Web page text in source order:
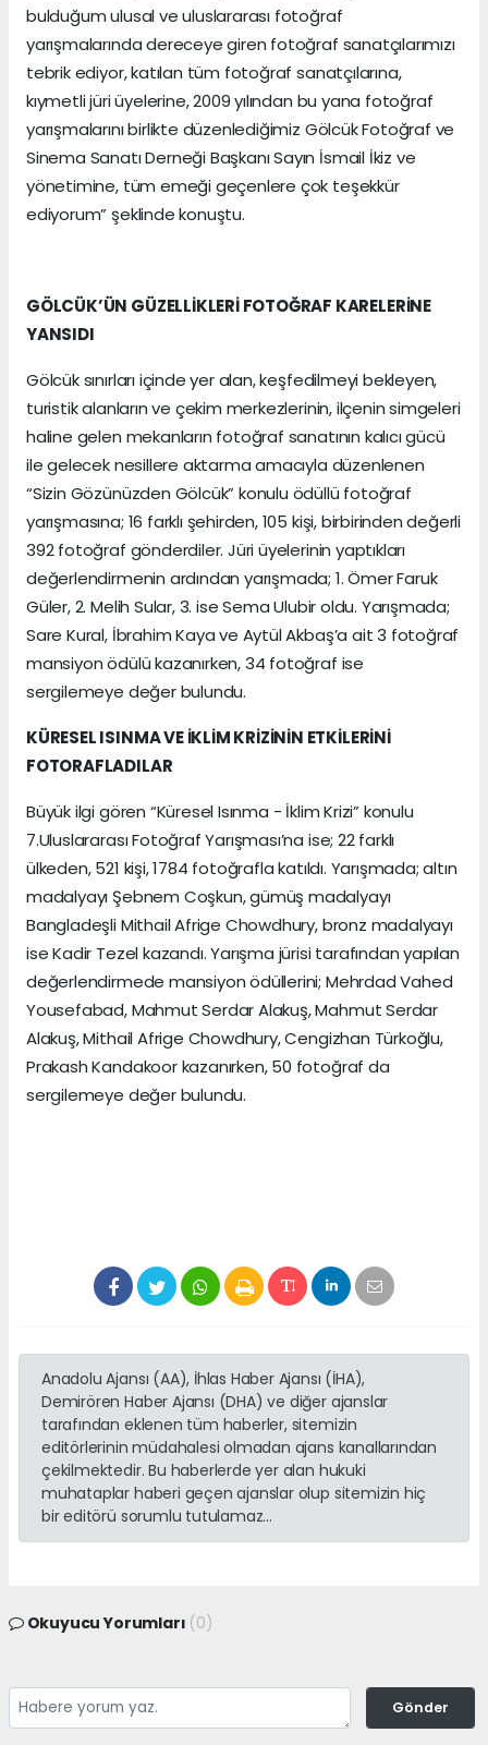
bulduğum ulusal ve uluslararası fotoğraf
yarışmalarında dereceye giren fotoğraf sanatçılarımızı
tebrik ediyor, katılan tüm fotoğraf sanatçılarına,
kıymetli jüri üyelerine, 2009 yılından bu yana fotoğraf
yarışmalarını birlikte düzenlediğimiz Gölcük Fotoğraf ve
Sinema Sanatı Derneği Başkanı Sayın İsmail İkiz ve
yönetimine, tüm emeği geçenlere çok teşekkür
ediyorum” şeklinde konuştu.
GÖLCÜK’ÜN GÜZELLİKLERİ FOTOĞRAF KARELERİNE
YANSIDI
Gölcük sınırları içinde yer alan, keşfedilmeyi bekleyen,
turistik alanların ve çekim merkezlerinin, ilçenin simgeleri
haline gelen mekanların fotoğraf sanatının kalıcı gücü
ile gelecek nesillere aktarma amacıyla düzenlenen
“Sizin Gözünüzden Gölcük” konulu ödüllü fotoğraf
yarışmasına; 16 farklı şehirden, 105 kişi, birbirinden değerli
392 fotoğraf gönderdiler. Jüri üyelerinin yaptıkları
değerlendirmenin ardından yarışmada; 1. Ömer Faruk
Güler, 2. Melih Sular, 3. ise Sema Ulubir oldu. Yarışmada;
Sare Kural, İbrahim Kaya ve Aytül Akbaş’a ait 3 fotoğraf
mansiyon ödülü kazanırken, 34 fotoğraf ise
sergilemeye değer bulundu.
KÜRESEL ISINMA VE İKLİM KRİZİNİN ETKİLERİNİ
FOTORAFLADILAR
Büyük ilgi gören “Küresel Isınma - İklim Krizi” konulu
7.Uluslararası Fotoğraf Yarışması’na ise; 22 farklı
ülkeden, 521 kişi, 1784 fotoğrafla katıldı. Yarışmada; altın
madalyayı Şebnem Coşkun, gümüş madalyayı
Bangladeşli Mithail Afrige Chowdhury, bronz madalyayı
ise Kadir Tezel kazandı. Yarışma jürisi tarafından yapılan
değerlendirmede mansiyon ödüllerini; Mehrdad Vahed
Yousefabad, Mahmut Serdar Alakuş, Mahmut Serdar
Alakuş, Mithail Afrige Chowdhury, Cengizhan Türkoğlu,
Prakash Kandakoor kazanırken, 50 fotoğraf da
sergilemeye değer bulundu.
Anadolu Ajansı (AA), İhlas Haber Ajansı (İHA),
Demirören Haber Ajansı (DHA) ve diğer ajanslar
tarafından eklenen tüm haberler, sitemizin
editörlerinin müdahalesi olmadan ajans kanallarından
çekilmektedir. Bu haberlerde yer alan hukuki
muhataplar haberi geçen ajanslar olup sitemizin hiç
bir editörü sorumlu tutulamaz...
Okuyucu Yorumları (0)
Gönder